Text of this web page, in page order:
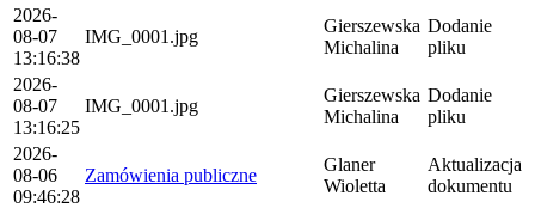
2026-
08-07
13:16:38
IMG_0001.jpg
Gierszewska
Michalina
Dodanie
pliku
2026-
08-07
13:16:25
IMG_0001.jpg
Gierszewska
Michalina
Dodanie
pliku
2026-
08-06
09:46:28
Zamówienia publiczne
Glaner
Wioletta
Aktualizacja
dokumentu